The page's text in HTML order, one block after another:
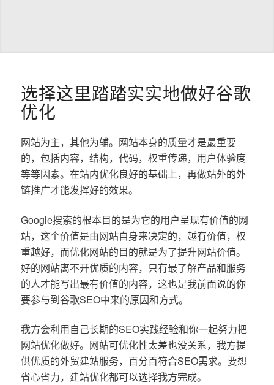
选择这里踏踏实实地做好谷歌
优化
网站为主，其他为辅。网站本身的质量才是最重要
的，包括内容，结构，代码，权重传递，用户体验度
等等因素。在站内优化良好的基础上，再做站外的外
链推广才能发挥好的效果。
Google搜索的根本目的是为它的用户呈现有价值的网
站，这个价值是由网站自身来决定的，越有价值，权
重越好，而优化网站的目的就是为了提升网站价值。
好的网站离不开优质的内容，只有最了解产品和服务
的人才能写出最有价值的内容，这也是我前面说的你
要参与到谷歌SEO中来的原因和方式。
我方会利用自己长期的SEO实践经验和你一起努力把
网站优化做好。网站可优化性太差也没关系，我方提
供优质的外贸建站服务，百分百符合SEO需求。要想
省心省力，建站优化都可以选择我方完成。